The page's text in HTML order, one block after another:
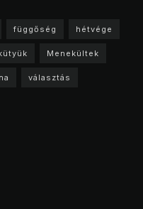
függőség hétvége
Menekültek
választás